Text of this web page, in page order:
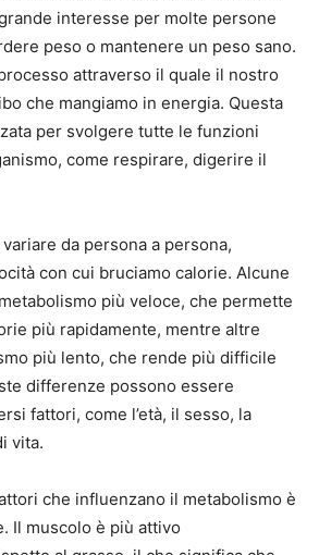
interesse per molte persone
peso o mantenere un peso sano.
attraverso il quale il nostro
che mangiamo in energia. Questa
per svolgere tutte le funzioni
come respirare, digerire il
da persona a persona,
con cui bruciamo calorie. Alcune
più veloce, che permette
più rapidamente, mentre altre
più lento, che rende più difficile
differenze possono essere
fattori, come l’età, il sesso, la
vita.
che influenzano il metabolismo è
Il muscolo è più attivo